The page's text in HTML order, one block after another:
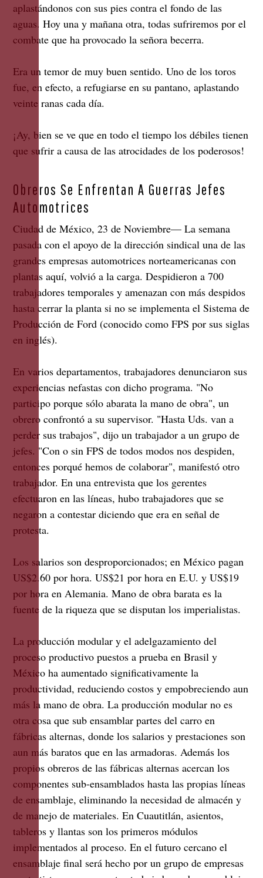
aplastándonos con sus pies contra el fondo de las
aguas. Hoy una y mañana otra, todas sufriremos por el
combate que ha provocado la señora becerra.
Era un temor de muy buen sentido. Uno de los toros
fue, en efecto, a refugiarse en su pantano, aplastando
veinte ranas cada día.
¡Ay, bien se ve que en todo el tiempo los débiles tienen
que sufrir a causa de las atrocidades de los poderosos!
Obreros Se Enfrentan A Guerras Jefes
Automotrices
Ciudad de México, 23 de Noviembre— La semana
pasada con el apoyo de la dirección sindical una de las
grandes empresas automotrices norteamericanas con
plantas aquí, volvió a la carga. Despidieron a 700
trabajadores temporales y amenazan con más despidos
hasta cerrar la planta si no se implementa el Sistema de
Producción de Ford (conocido como FPS por sus siglas
en inglés).
En varios departamentos, trabajadores denunciaron sus
experiencias nefastas con dicho programa. "No
participo porque sólo abarata la mano de obra", un
obrero confrontó a su supervisor. "Hasta Uds. van a
perder sus trabajos", dijo un trabajador a un grupo de
jefes. "Con o sin FPS de todos modos nos despiden,
entonces porqué hemos de colaborar", manifestó otro
trabajador. En una entrevista que los gerentes
efectuaron en las líneas, hubo trabajadores que se
negaron a contestar diciendo que era en señal de
protesta.
Los salarios son desproporcionados; en México pagan
US$2.60 por hora. US$21 por hora en E.U. y US$19
por hora en Alemania. Mano de obra barata es la
fuente de la riqueza que se disputan los imperialistas.
La producción modular y el adelgazamiento del
proceso productivo puestos a prueba en Brasil y
México ha aumentado significativamente la
productividad, reduciendo costos y empobreciendo aun
más la mano de obra. La producción modular no es
otra cosa que sub ensamblar partes del carro en
fábricas alternas, donde los salarios y prestaciones son
aun más baratos que en las armadoras. Además los
propios obreros de las fábricas alternas acercan los
componentes sub-ensamblados hasta las propias líneas
de ensamblaje, eliminando la necesidad de almacén y
de manejo de materiales. En Cuautitlán, asientos,
tableros y llantas son los primeros módulos
implementados al proceso. En el futuro cercano el
ensamblaje final será hecho por un grupo de empresas